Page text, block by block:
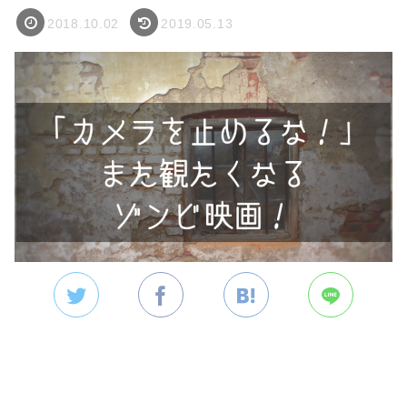
2018.10.02 2019.05.13